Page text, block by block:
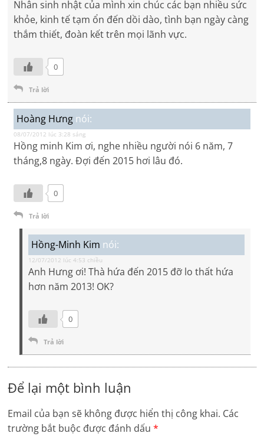
Nhân sinh nhật của mình xin chúc các bạn nhiều sức
khỏe, kinh tế tạm ổn đến dồi dào, tình bạn ngày càng
thắm thiết, đoàn kết trên mọi lãnh vực.
0
Trả lời
Hoàng Hưng nói:
08/07/2012 lúc 3:28 sáng
Hồng minh Kim ơi, nghe nhiều người nói 6 năm, 7
tháng,8 ngày. Đợi đến 2015 hơi lâu đó.
0
Trả lời
Hồng-Minh Kim nói:
12/07/2012 lúc 4:53 chiều
Anh Hưng ơi! Thà hứa đến 2015 đỡ lo thất hứa
hơn năm 2013! OK?
0
Trả lời
Để lại một bình luận
Email của bạn sẽ không được hiển thị công khai. Các
trường bắt buộc được đánh dấu*